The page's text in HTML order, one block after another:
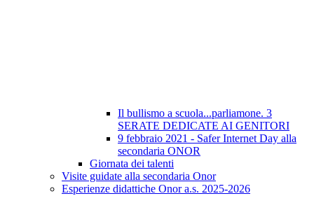
Il bullismo a scuola...parliamone. 3
SERATE DEDICATE AI GENITORI
9 febbraio 2021 - Safer Internet Day alla
secondaria ONOR
Giornata dei talenti
Visite guidate alla secondaria Onor
Esperienze didattiche Onor a.s. 2025-2026